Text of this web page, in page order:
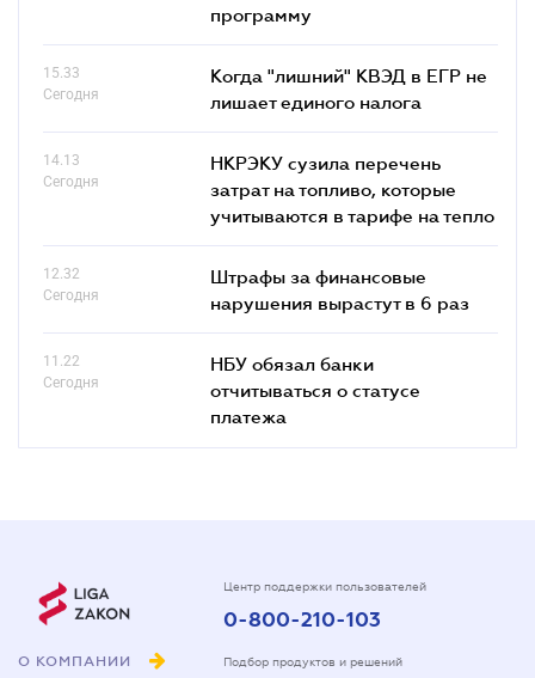
программу
15.33
Сегодня
Когда "лишний" КВЭД в ЕГР не
лишает единого налога
14.13
Сегодня
НКРЭКУ сузила перечень
затрат на топливо, которые
учитываются в тарифе на тепло
12.32
Сегодня
Штрафы за финансовые
нарушения вырастут в 6 раз
11.22
Сегодня
НБУ обязал банки
отчитываться о статусе
платежа
О КОМПАНИИ
Центр поддержки пользователей
0-800-210-103
Подбор продуктов и решений